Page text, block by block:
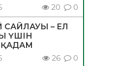
20 0
САЙЛАУЫ – ЕЛ
ҮШІН
26 0